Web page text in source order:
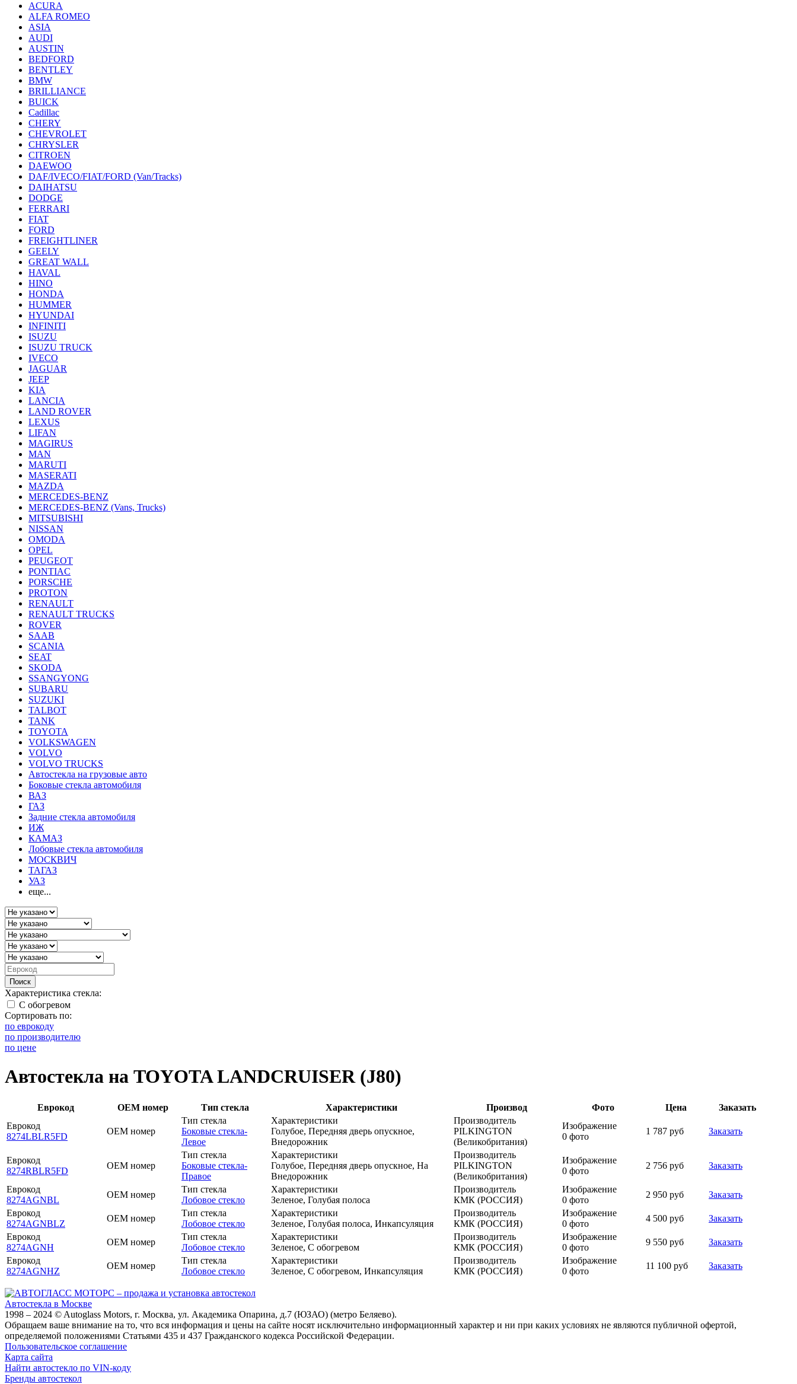
ACURA
ALFA ROMEO
ASIA
AUDI
AUSTIN
BEDFORD
BENTLEY
BMW
BRILLIANCE
BUICK
Cadillac
CHERY
CHEVROLET
CHRYSLER
CITROEN
DAEWOO
DAF/IVECO/FIAT/FORD (Van/Tracks)
DAIHATSU
DODGE
FERRARI
FIAT
FORD
FREIGHTLINER
GEELY
GREAT WALL
HAVAL
HINO
HONDA
HUMMER
HYUNDAI
INFINITI
ISUZU
ISUZU TRUCK
IVECO
JAGUAR
JEEP
KIA
LANCIA
LAND ROVER
LEXUS
LIFAN
MAGIRUS
MAN
MARUTI
MASERATI
MAZDA
MERCEDES-BENZ
MERCEDES-BENZ (Vans, Trucks)
MITSUBISHI
NISSAN
OMODA
OPEL
PEUGEOT
PONTIAC
PORSCHE
PROTON
RENAULT
RENAULT TRUCKS
ROVER
SAAB
SCANIA
SEAT
SKODA
SSANGYONG
SUBARU
SUZUKI
TALBOT
TANK
TOYOTA
VOLKSWAGEN
VOLVO
VOLVO TRUCKS
Автостекла на грузовые авто
Боковые стекла автомобиля
ВАЗ
ГАЗ
Задние стекла автомобиля
ИЖ
КАМАЗ
Лобовые стекла автомобиля
МОСКВИЧ
ТАГАЗ
УАЗ
еще...
Поиск
Характеристика стекла:
С обогревом
Сортировать по:
по еврокоду
по производителю
по цене
Автостекла на TOYOTA LANDCRUISER (J80)
Еврокод OEM номер Тип стекла Характеристики Производ Фото Цена
Заказать
Еврокод
8274LBLR5FD
OEM номер
Тип стекла
Боковые стекла-
Левое
Характеристики
Голубое, Передняя дверь опускное,
Внедорожник
Производитель
PILKINGTON
(Великобритания)
Изображение
0 фото
1 787 руб Заказать
Еврокод
8274RBLR5FD
OEM номер
Тип стекла
Боковые стекла-
Правое
Характеристики
Голубое, Передняя дверь опускное, На
Внедорожник
Производитель
PILKINGTON
(Великобритания)
Изображение
0 фото
2 756 руб Заказать
Еврокод
8274AGNBL
OEM номер
Тип стекла
Лобовое стекло
Характеристики
Зеленое, Голубая полоса
Производитель
КМК (РОССИЯ)
Изображение
0 фото
2 950 руб
Заказать
Еврокод
8274AGNBLZ
OEM номер
Тип стекла
Лобовое стекло
Характеристики
Зеленое, Голубая полоса, Инкапсуляция
Производитель
КМК (РОССИЯ)
Изображение
0 фото
4 500 руб
Заказать
Еврокод
8274AGNH
OEM номер
Тип стекла
Лобовое стекло
Характеристики
Зеленое, С обогревом
Производитель
КМК (РОССИЯ)
Изображение
0 фото
9 550 руб
Заказать
Еврокод
8274AGNHZ
OEM номер
Тип стекла
Лобовое стекло
Характеристики
Зеленое, С обогревом, Инкапсуляция
Производитель
КМК (РОССИЯ)
Изображение
0 фото
11 100 руб Заказать
Автостекла в Москве
1998 – 2024 © Autoglass Motors, г. Москва, ул. Академика Опарина, д.7 (ЮЗАО) (метро Беляево).
Обращаем ваше внимание на то, что вся информация и цены на сайте носят исключительно информационный характер и ни при каких условиях не являются публичной офертой,
определяемой положениями Статьями 435 и 437 Гражданского кодекса Российской Федерации.
Пользовательское соглашение
Карта сайта
Найти автостекло по VIN-коду
Бренды автостекол